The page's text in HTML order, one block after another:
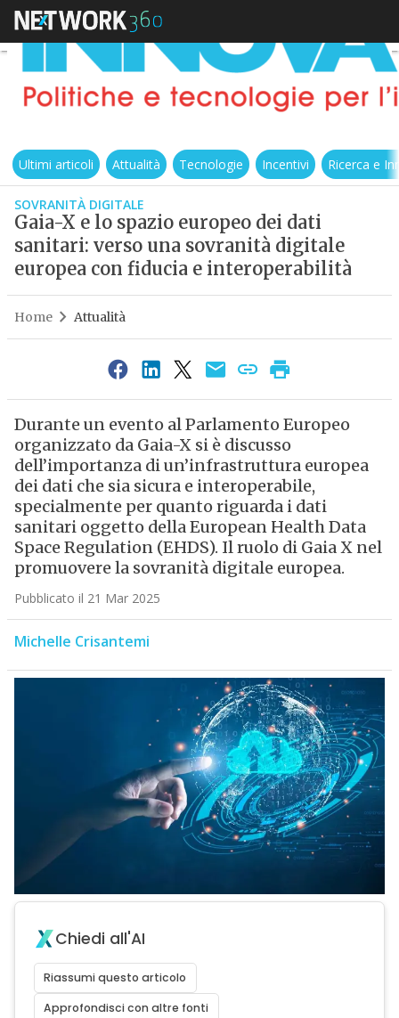
Ultimi articoli Attualità Tecnologie Incentivi Ricerca e
SOVRANITÀ DIGITALE
Gaia-X e lo spazio europeo dei dati
sanitari: verso una sovranità digitale
europea con fiducia e interoperabilità
Home Attualità
Durante un evento al Parlamento Europeo
organizzato da Gaia-X si è discusso
dell’importanza di un’infrastruttura europea
dei dati che sia sicura e interoperabile,
specialmente per quanto riguarda i dati
sanitari oggetto della European Health Data
Space Regulation (EHDS). Il ruolo di Gaia X nel
promuovere la sovranità digitale europea.
Pubblicato il 21 Mar 2025
Michelle Crisantemi
Chiedi all'AI
Riassumi questo articolo
Approfondisci con altre fonti